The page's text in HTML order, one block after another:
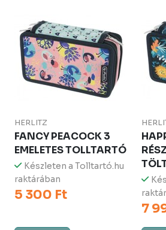
HERLITZ
FANCY PEACOCK 3
EMELETES TOLLTARTÓ
Készleten a Tolltartó.hu
raktárában
5 300 Ft
7